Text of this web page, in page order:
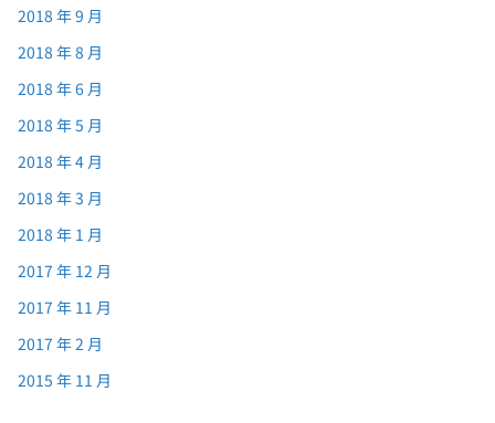
2018 年 9 月
2018 年 8 月
2018 年 6 月
2018 年 5 月
2018 年 4 月
2018 年 3 月
2018 年 1 月
2017 年 12 月
2017 年 11 月
2017 年 2 月
2015 年 11 月